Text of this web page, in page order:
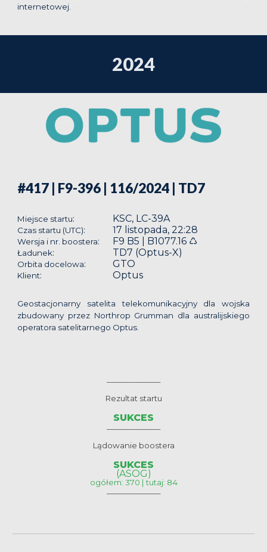
internetowej.
2024
#417 | F9-396 | 116/2024 | TD7
Miejsce startu: KSC, LC-39A
Czas startu (UTC): 17 listopada, 22:28
Wersja i nr. boostera: F9 B5 | B1077.16 ♺
Ładunek: TD7 (Optus-X)
Orbita docelowa: GTO
Klient: Optus
Geostacjonarny satelita telekomunikacyjny dla wojska
zbudowany przez Northrop Grumman dla australijskiego
operatora satelitarnego Optus.
Rezultat startu
SUKCES
Lądowanie boostera
SUKCES
(ASOG)
ogółem: 370 | tutaj: 84